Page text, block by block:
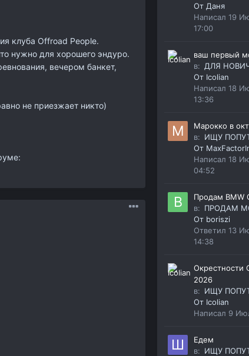
клуба Offroad People.
нужно для хорошего эндуро.
вечером банкет,
не приезжает никто)
От Даня
Написал 19
17:00
ваш первый
в: ДЛЯ
От Icolian
Написал 18
13:36
Марокко в
в: ИЩУ
От
Написал 18
04:52
Продам BMW
в: ПРОДАМ
От boriszi
Ответил 13
14:38
Окрестности
2026
в: ИЩУ
От Icolian
Написал 9
Едем
в: ИЩУ